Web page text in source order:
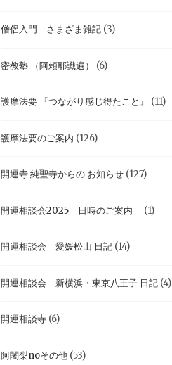
僧侶入門 さまざま雑記 (3)
密教塾 （阿頼耶識遍） (6)
護摩法要 『つながり感じ得たこと』 (11)
護摩法要のご案内 (126)
開運寺 純聖寺からの お知らせ (127)
開運相談会2025 日時のご案内 (1)
開運相談会 愛媛松山 日記 (14)
開運相談会 新横浜・東京八王子 日記 (4)
開運相談寺 (6)
阿闍梨noその他 (53)